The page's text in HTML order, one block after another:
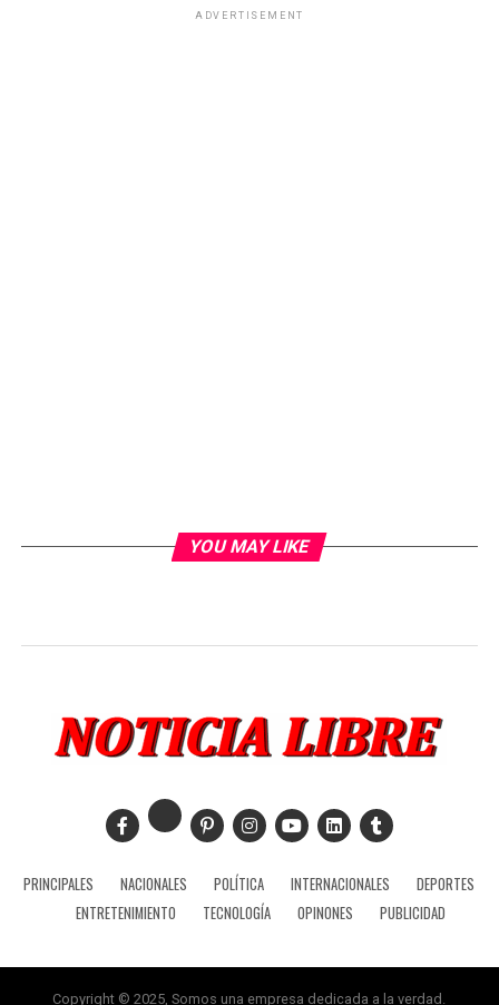
ADVERTISEMENT
YOU MAY LIKE
PRINCIPALES NACIONALES POLÍTICA INTERNACIONALES
DEPORTES
ENTRETENIMIENTO
TECNOLOGÍA OPINONES PUBLICIDAD
Copyright © 2025, Somos una empresa dedicada a la verdad.